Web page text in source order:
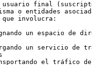
usuario final
o entidades
involucra:
un espacio de
un servicio de
el tráfico